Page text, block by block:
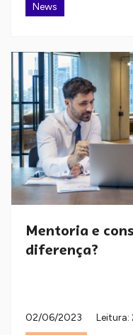
News
Mentoria e
diferença?
02/06/2023
Leitura: